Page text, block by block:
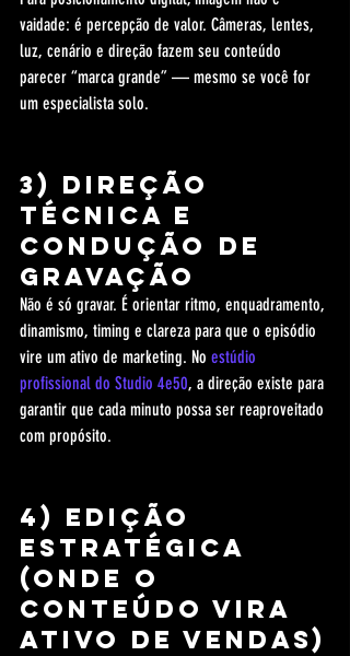
vaidade: é percepção de valor. Câmeras, lentes,
luz, cenário e direção fazem seu conteúdo
parecer “marca grande” — mesmo se você for
um especialista solo.
3) Direção
técnica e
condução de
gravação
Não é só gravar. É orientar ritmo, enquadramento,
dinamismo, timing e clareza para que o episódio
vire um ativo de marketing. No estúdio
profissional do Studio 4e50, a direção existe para
garantir que cada minuto possa ser reaproveitado
com propósito.
4) Edição
estratégica
(onde o
conteúdo vira
ativo de vendas)